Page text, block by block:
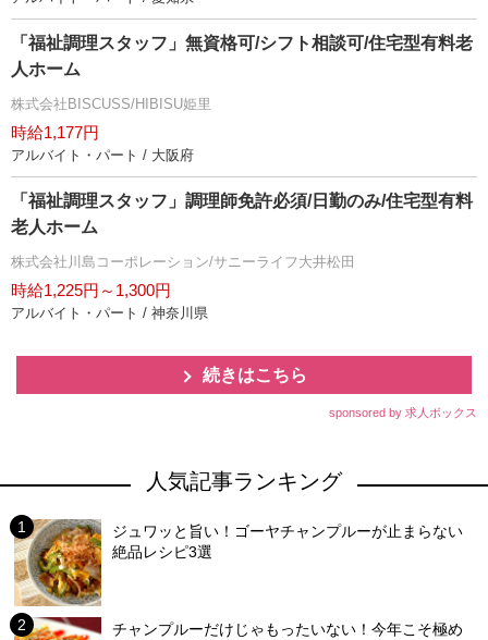
「福祉調理スタッフ」無資格可/シフト相談可/住宅型有料老
人ホーム
株式会社BISCUSS/HIBISU姫里
時給1,177円
アルバイト・パート / 大阪府
「福祉調理スタッフ」調理師免許必須/日勤のみ/住宅型有料
老人ホーム
株式会社川島コーポレーション/サニーライフ大井松田
時給1,225円～1,300円
アルバイト・パート / 神奈川県
続きはこちら
sponsored by 求人ボックス
人気記事ランキング
ジュワッと旨い！ゴーヤチャンプルーが止まらない
絶品レシピ3選
チャンプルーだけじゃもったいない！今年こそ極め